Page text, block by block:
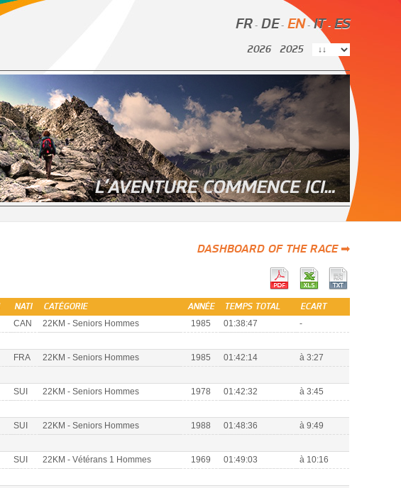
FR- DE- EN- IT - ES
2026 2025
DASHBOARD OF THE RACE ➡
NATI CATÉGORIE ANNÉE TEMPS TOTAL ECART
CAN 22KM - Seniors Hommes 1985 01:38:47 -
FRA 22KM - Seniors Hommes 1985 01:42:14 à 3:27
SUI 22KM - Seniors Hommes 1978 01:42:32 à 3:45
SUI 22KM - Seniors Hommes 1988 01:48:36 à 9:49
SUI 22KM - Vétérans 1 Hommes 1969 01:49:03 à 10:16